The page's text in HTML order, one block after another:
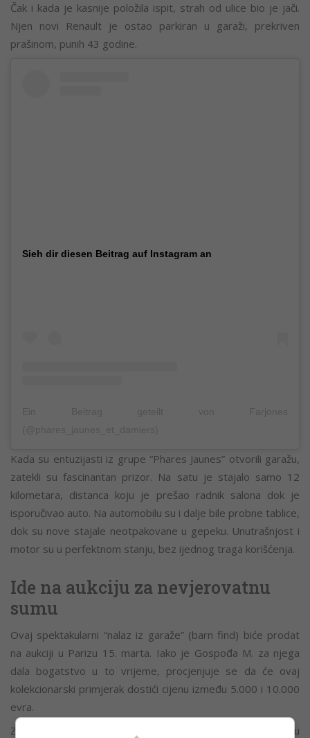
Čak i kada je kasnije položila ispit, strah od ulice bio je jači.
Njen novi Renault je ostao parkiran u garaži, prekriven
prašinom, punih 43 godine.
Sieh dir diesen Beitrag auf Instagram an
Kada su entuzijasti iz grupe “Phares Jaunes” otvorili garažu,
zatekli su fascinantan prizor. Na satu je stajalo samo 12
kilometara, distanca koju je prešao radnik salona dok je
isporučivao auto. Na automobilu su i dalje bile probne tablice,
dok su nove stajale neotpakovane u gepeku. Unutrašnjost i
motor su u perfektnom stanju, bez ijednog traga korišćenja.
Ide na aukciju za nevjerovatnu
sumu
Ovaj spektakularni “nalaz iz garaže” (barn find) biće prodat
na aukciji u Parizu 15. marta. Iako je Gospođa M. za njega
dala bogatstvo u to vrijeme, procjenjuje se da će ovaj
kolekcionarski primjerak dostići cijenu između 5.000 i 10.000
evra.
Za ljubitelje oldtajmera, ovo je prilika koja se pruža jednom u